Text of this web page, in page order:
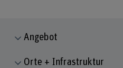
Angebot
Orte + Infrastruktur